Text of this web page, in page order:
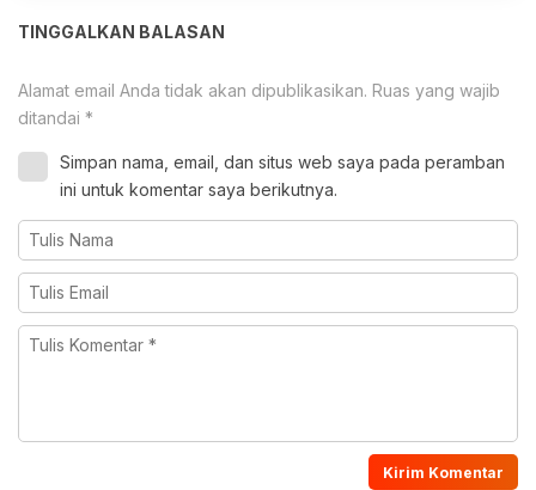
TINGGALKAN BALASAN
Alamat email Anda tidak akan dipublikasikan. Ruas yang wajib
ditandai *
Simpan nama, email, dan situs web saya pada peramban
ini untuk komentar saya berikutnya.